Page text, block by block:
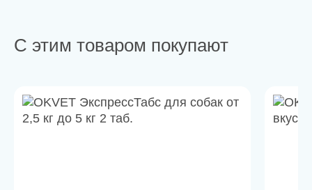
С этим товаром покупают